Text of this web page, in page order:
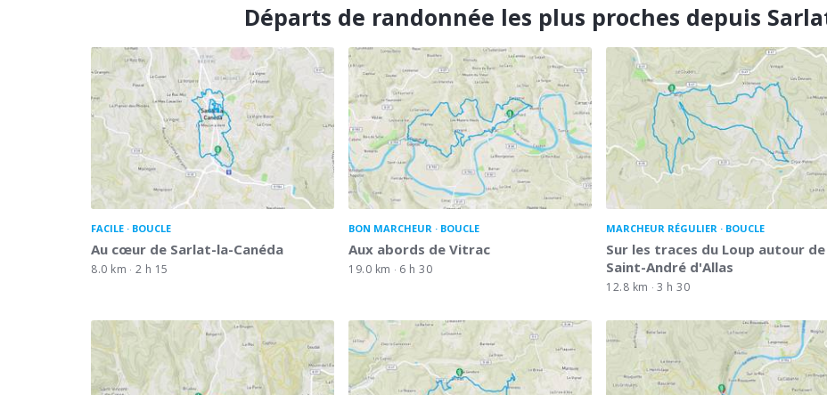
Départs de randonnée les plus proches depuis
FACILE BOUCLE
Au cœur de Sarlat-la-Canéda
8.0 km 2 h 15
BON MARCHEUR BOUCLE
Aux abords de Vitrac
19.0 km 6 h 30
MARCHEUR RÉGULIER BOUCLE
Sur les traces du Loup autour de
Saint-André d'Allas
12.8 km 3 h 30